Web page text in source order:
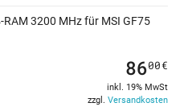
3200 MHz für MSI GF75
8600€
inkl. 19% MwSt
zzgl. Versandkosten